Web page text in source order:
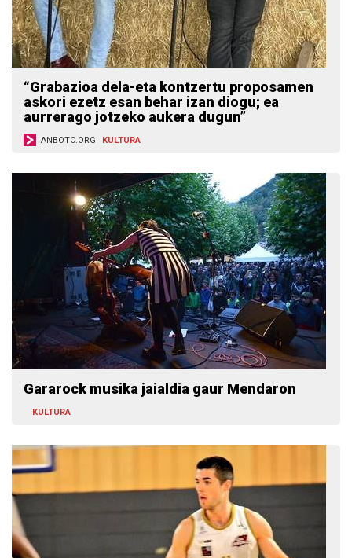
“Grabazioa dela-eta kontzertu proposamen
askori ezetz esan behar izan diogu; ea
aurrerago jotzeko aukera dugun”
ANBOTO.ORG KULTURA
Gararock musika jaialdia gaur Mendaron
KULTURA